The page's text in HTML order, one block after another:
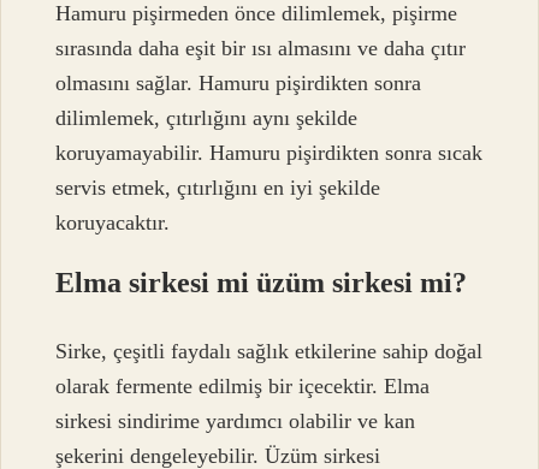
Hamuru pişirmeden önce dilimlemek, pişirme
sırasında daha eşit bir ısı almasını ve daha çıtır
olmasını sağlar. Hamuru pişirdikten sonra
dilimlemek, çıtırlığını aynı şekilde
koruyamayabilir. Hamuru pişirdikten sonra sıcak
servis etmek, çıtırlığını en iyi şekilde
koruyacaktır.
Elma sirkesi mi üzüm sirkesi mi?
Sirke, çeşitli faydalı sağlık etkilerine sahip doğal
olarak fermente edilmiş bir içecektir. Elma
sirkesi sindirime yardımcı olabilir ve kan
şekerini dengeleyebilir. Üzüm sirkesi